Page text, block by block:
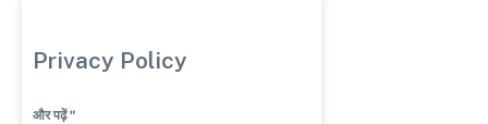
Privacy Policy
और पढ़ें "